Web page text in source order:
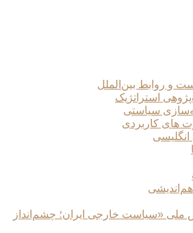
و روابط بین‌الملل
استراتژیک
سیاستی
های کاربردی
انگلیسی
ملی «سیاست خارجی ایران؛ چشم‌انداز